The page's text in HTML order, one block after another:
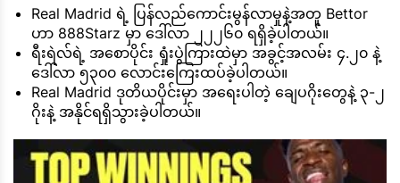
Real Madrid ရဲ့ ပြန်လည်ကောင်းမွန်လာမှုနဲ့အတူ Bettor
ဟာ 888Starz မှာ ဒေါ်လာ ၂၂၂၆၀ ရရှိခဲ့ပါတယ်။
ရီးရဲလ်ရဲ့ အစောပိုင်း ရှုံးပွဲကြားထဲမှာ အခွင့်အလမ်း ၄.၂၀ နဲ့
ဒေါ်လာ ၅၃၀၀ လောင်းကြေးထပ်ခဲ့ပါတယ်။
Real Madrid ဒုတိယပိုင်းမှာ အရေးပါတဲ့ ချေပဂိုးတွေနဲ့ ၃-၂
ဂိုးနဲ့ အနိုင်ရရှိသွားခဲ့ပါတယ်။